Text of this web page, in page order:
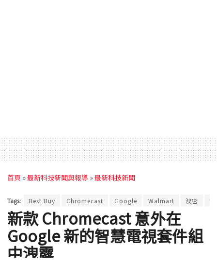
首頁 »最新科技新聞與報導 »最新科技新聞
Tags: Best Buy Chromecast Google Walmart 洩密 洩
新款 Chromecast 意外在
Google 新的智慧電視套件組
中洩露